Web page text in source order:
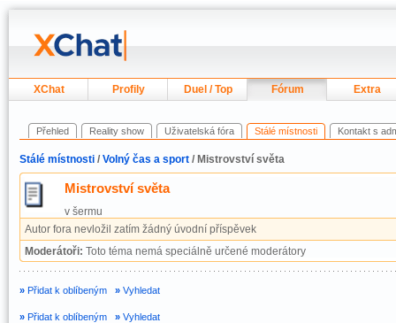
XChat Profily Duel / Top Fórum Extra
Přehled Reality show Uživatelská fóra Stálé místnosti Kontakt s
Stálé místnosti / Volný čas a sport / Mistrovství světa
Mistrovství světa
v šermu
Autor fora nevložil zatím žádný úvodní příspěvek
Moderátoři: Toto téma nemá speciálně určené moderátory
» Přidat k oblíbeným » Vyhledat
» Přidat k oblíbeným » Vyhledat